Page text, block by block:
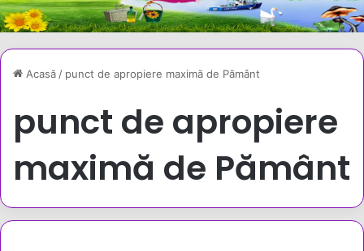
Acasă/ punct de apropiere maximă de Pământ
punct de apropiere
maximă de Pământ